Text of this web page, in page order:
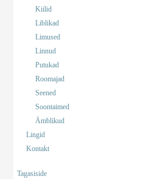
Kiilid
Liblikad
Limused
Linnud
Putukad
Roomajad
Seened
Soontaimed
Ämblikud
Lingid
Kontakt
Tagasiside